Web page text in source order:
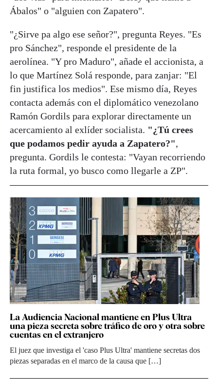
Ábalos" o "alguien con Zapatero".
"¿Sirve pa algo ese señor?", pregunta Reyes. "Es
pro Sánchez", responde el presidente de la
aerolínea. "Y pro Maduro", añade el accionista, a
lo que Martínez Solá responde, para zanjar: "El
fin justifica los medios". Ese mismo día, Reyes
contacta además con el diplomático venezolano
Ramón Gordils para explorar directamente un
acercamiento al exlíder socialista. "¿Tú crees
que podamos pedir ayuda a Zapatero?",
pregunta. Gordils le contesta: "Vayan recorriendo
la ruta formal, yo busco como llegarle a ZP".
La Audiencia Nacional mantiene en Plus Ultra
una pieza secreta sobre tráfico de oro y otra sobre
cuentas en el extranjero
El juez que investiga el 'caso Plus Ultra' mantiene secretas dos
piezas separadas en el marco de la causa que […]